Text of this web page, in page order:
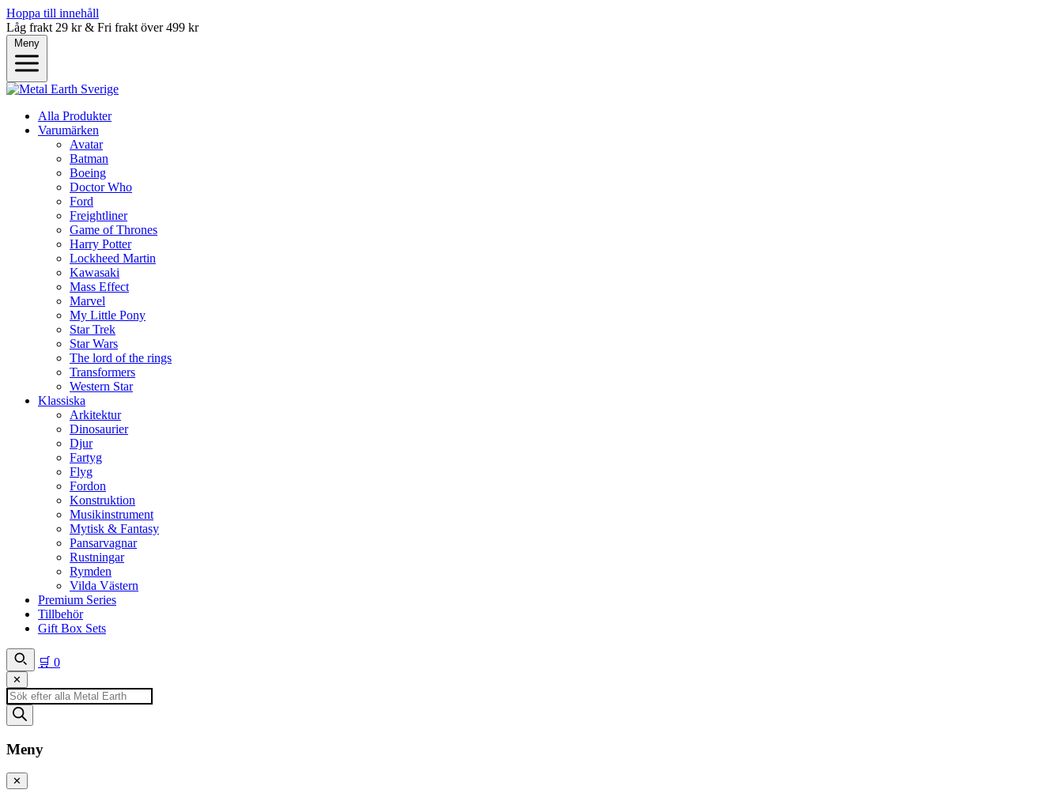
Hoppa till innehåll
Låg frakt 29 kr & Fri frakt över 499 kr
Meny
Alla Produkter
Varumärken
Avatar
Batman
Boeing
Doctor Who
Ford
Freightliner
Game of Thrones
Harry Potter
Lockheed Martin
Kawasaki
Mass Effect
Marvel
My Little Pony
Star Trek
Star Wars
The lord of the rings
Transformers
Western Star
Klassiska
Arkitektur
Dinosaurier
Djur
Fartyg
Flyg
Fordon
Konstruktion
Musikinstrument
Mytisk & Fantasy
Pansarvagnar
Rustningar
Rymden
Vilda Västern
Premium Series
Tillbehör
Gift Box Sets
🛒 0
✕
Produktsökning
Meny
✕